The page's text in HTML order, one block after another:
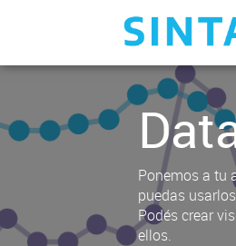
Ponemos a tu
puedas
Podés crear
ellos.